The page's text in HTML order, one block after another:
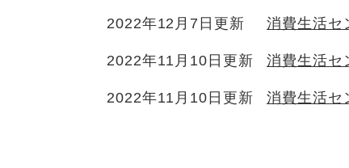
2022年12月7日更新 消費生活
2022年11月10日更新 消費生活
2022年11月10日更新 消費生活